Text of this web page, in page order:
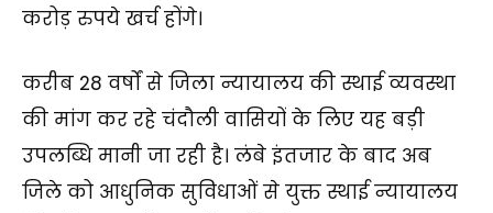
करोड़ रुपये खर्च होंगे।
करीब 28 वर्षों से जिला न्यायालय की स्थाई व्यवस्था
की मांग कर रहे चंदौली वासियों के लिए यह बड़ी
उपलब्धि मानी जा रही है। लंबे इंतजार के बाद अब
जिले को आधुनिक सुविधाओं से युक्त स्थाई न्यायालय